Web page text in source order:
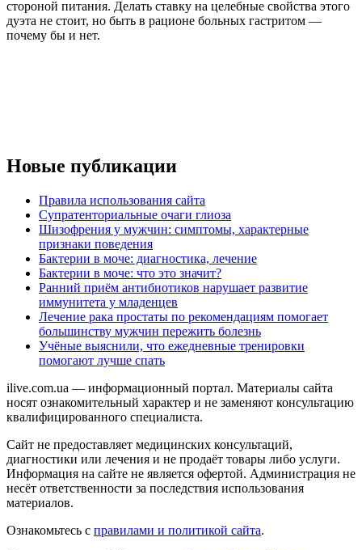
стороной питания. Делать ставку на целебные свойства этого
дуэта не стоит, но быть в рационе больных гастритом —
почему бы и нет.
Новые публикации
Правила использования сайта
Супратенториальные очаги глиоза
Шизофрения у мужчин: симптомы, характерные
признаки поведения
Бактерии в моче: диагностика, лечение
Бактерии в моче: что это значит?
Ранний приём антибиотиков нарушает развитие
иммунитета у младенцев
Лечение рака простаты по рекомендациям помогает
большинству мужчин пережить болезнь
Учёные выяснили, что ежедневные тренировки
помогают лучше спать
ilive.com.ua — информационный портал. Материалы сайта
носят ознакомительный характер и не заменяют консультацию
квалифицированного специалиста.
Сайт не предоставляет медицинских консультаций,
диагностики или лечения и не продаёт товары либо услуги.
Информация на сайте не является офертой. Администрация не
несёт ответственности за последствия использования
материалов.
Ознакомьтесь с правилами и политикой сайта.